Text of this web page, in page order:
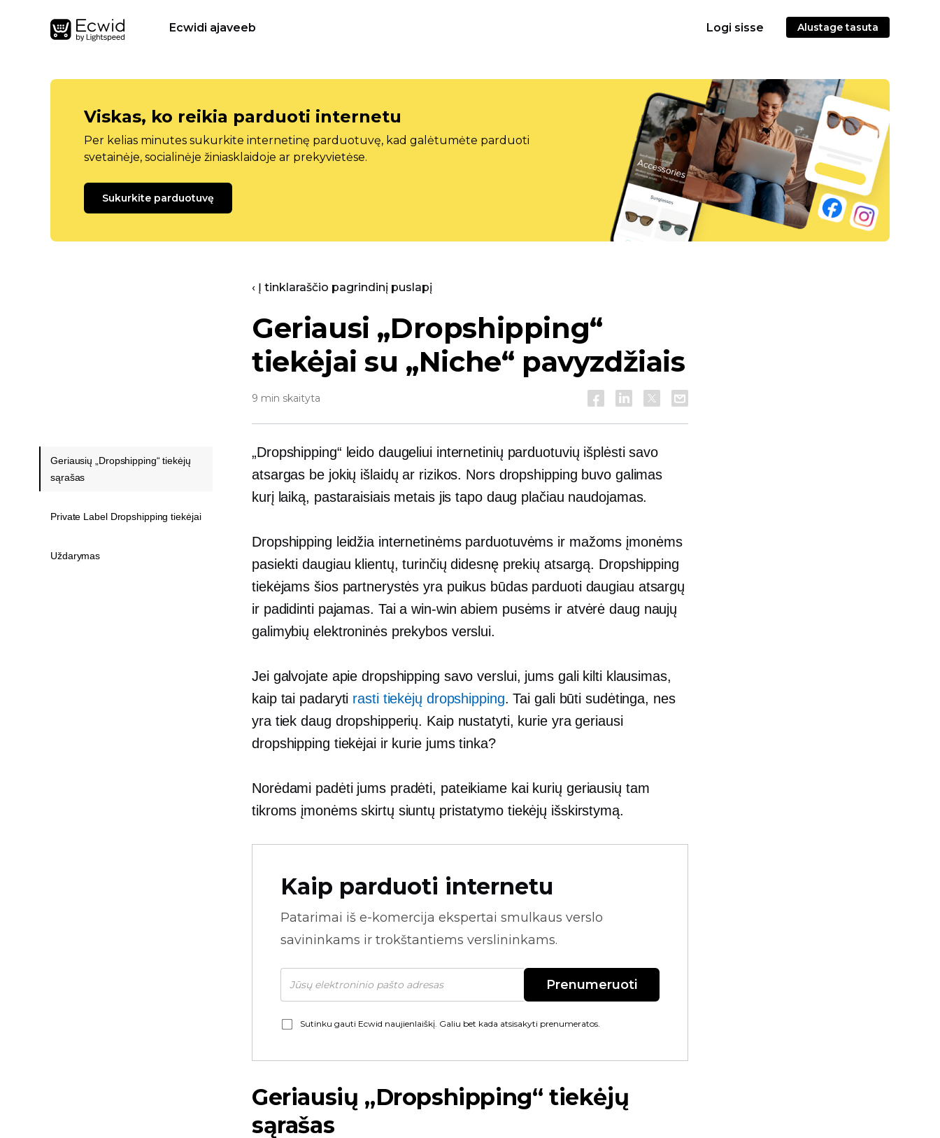
Ecwidi ajaveeb Logi sisse Alustage tasuta
Viskas, ko reikia parduoti internetu
Per kelias minutes sukurkite internetinę parduotuvę, kad galėtumėte parduoti
svetainėje, socialinėje žiniasklaidoje ar prekyvietėse.
Sukurkite parduotuvę
‹ Į tinklaraščio pagrindinį puslapį
Geriausi „Dropshipping“
tiekėjai su „Niche“ pavyzdžiais
9 min skaityta
„Dropshipping“ leido daugeliui internetinių parduotuvių išplėsti savo
atsargas be jokių išlaidų ar rizikos. Nors dropshipping buvo galimas
kurį laiką, pastaraisiais metais jis tapo daug plačiau naudojamas.
Dropshipping leidžia internetinėms parduotuvėms ir mažoms įmonėms
pasiekti daugiau klientų, turinčių didesnę prekių atsargą. Dropshipping
tiekėjams šios partnerystės yra puikus būdas parduoti daugiau atsargų
ir padidinti pajamas. Tai awin-win abiem pusėms ir atvėrė daug naujų
galimybių elektroninės prekybos verslui.
Jei galvojate apie dropshipping savo verslui, jums gali kilti klausimas,
kaip tai padaryti rasti tiekėjų dropshipping. Tai gali būti sudėtinga, nes
yra tiek daug dropshipperių. Kaip nustatyti, kurie yra geriausi
dropshipping tiekėjai ir kurie jums tinka?
Norėdami padėti jums pradėti, pateikiame kai kurių geriausių tam
tikroms įmonėms skirtų siuntų pristatymo tiekėjų išskirstymą.
Kaip parduoti internetu
Patarimai iš e-komercija ekspertai smulkaus verslo
savininkams ir trokštantiems verslininkams.
Prenumeruoti
Sutinku gauti Ecwid naujienlaiškį. Galiu bet kada atsisakyti prenumeratos.
Geriausių „Dropshipping“ tiekėjų
sąrašas
Geriausių „Dropshipping“ tiekėjų
sąrašas
Private Label Dropshipping tiekėjai
Uždarymas